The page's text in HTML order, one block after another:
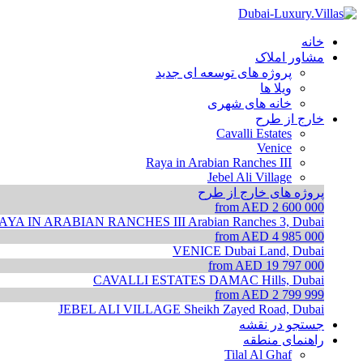
خانه
مشاور املاک
پروژه های توسعه ای جدید
ویلا ها
خانه های شهری
خارج از طرح
Cavalli Estates
Venice
Raya in Arabian Ranches III
Jebel Ali Village
پروژه های خارج از طرح
from AED 2 600 000
IN ARABIAN RANCHES III Arabian Ranches 3, Dubai
from AED 4 985 000
VENICE Dubai Land, Dubai
from AED 19 797 000
CAVALLI ESTATES DAMAC Hills, Dubai
from AED 2 799 999
JEBEL ALI VILLAGE Sheikh Zayed Road, Dubai
جستجو در نقشه
راهنمای منطقه
Tilal Al Ghaf